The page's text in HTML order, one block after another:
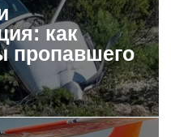
как
пропавшего